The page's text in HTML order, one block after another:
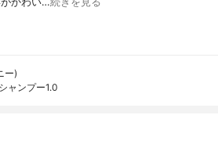
ー)
ャンプー1.0